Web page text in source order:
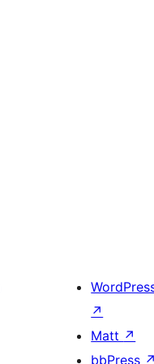
↗
Matt ↗
bbPress ↗